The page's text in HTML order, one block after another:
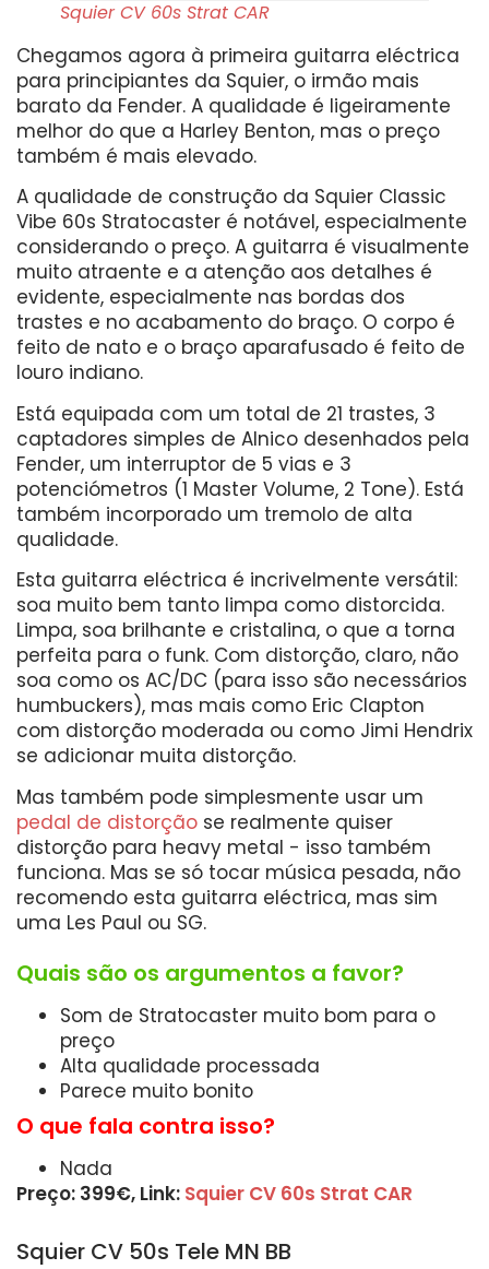
Squier CV 60s Strat CAR
Chegamos agora à primeira guitarra eléctrica
para principiantes da Squier, o irmão mais
barato da Fender. A qualidade é ligeiramente
melhor do que a Harley Benton, mas o preço
também é mais elevado.
A qualidade de construção da Squier Classic
Vibe 60s Stratocaster é notável, especialmente
considerando o preço. A guitarra é visualmente
muito atraente e a atenção aos detalhes é
evidente, especialmente nas bordas dos
trastes e no acabamento do braço. O corpo é
feito de nato e o braço aparafusado é feito de
louro indiano.
Está equipada com um total de 21 trastes, 3
captadores simples de Alnico desenhados pela
Fender, um interruptor de 5 vias e 3
potenciómetros (1 Master Volume, 2 Tone). Está
também incorporado um tremolo de alta
qualidade.
Esta guitarra eléctrica é incrivelmente versátil:
soa muito bem tanto limpa como distorcida.
Limpa, soa brilhante e cristalina, o que a torna
perfeita para o funk. Com distorção, claro, não
soa como os AC/DC (para isso são necessários
humbuckers), mas mais como Eric Clapton
com distorção moderada ou como Jimi Hendrix
se adicionar muita distorção.
Mas também pode simplesmente usar um
pedal de distorção se realmente quiser
distorção para heavy metal - isso também
funciona. Mas se só tocar música pesada, não
recomendo esta guitarra eléctrica, mas sim
uma Les Paul ou SG.
Quais são os argumentos a favor?
Som de Stratocaster muito bom para o
preço
Alta qualidade processada
Parece muito bonito
O que fala contra isso?
Nada
Preço: 399€, Link: Squier CV 60s Strat CAR
Squier CV 50s Tele MN BB